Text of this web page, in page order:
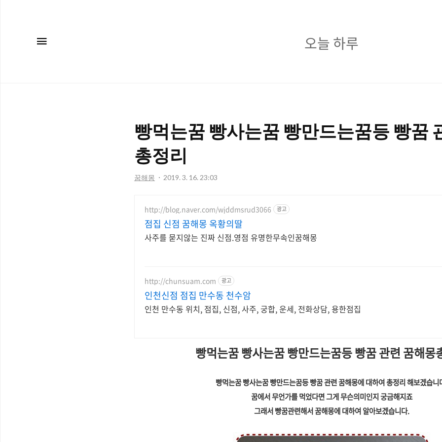
늘
오늘 하루
빵먹는꿈 빵사는꿈 빵만드는꿈등 빵꿈
총정리
꿈해몽 2019. 3. 16. 23:03
http://blog.naver.com/wjddmsrud3066 광고
점집 신점 꿈해몽 옥황의딸
사주를 묻지않는 진짜 신점.영점 유명한무속인꿈해몽
http://chunsuam.com 광고
인천신점 점집 만수동 천수암
인천 만수동 위치, 점집, 신점, 사주, 궁합, 운세, 전화상담, 용한점집
빵먹는꿈 빵사는꿈 빵만드는꿈등 빵꿈 관련 꿈해몽
빵먹는꿈 빵사는꿈 빵만드는꿈등 빵꿈 관련 꿈해몽에 대하여 총정리 해보겠습니
꿈에서 무언가를 먹었다면 그게 무슨의미인지 궁금해지죠
그래서 빵꿈관련해서 꿈해몽에 대하여 알아보겠습니다.